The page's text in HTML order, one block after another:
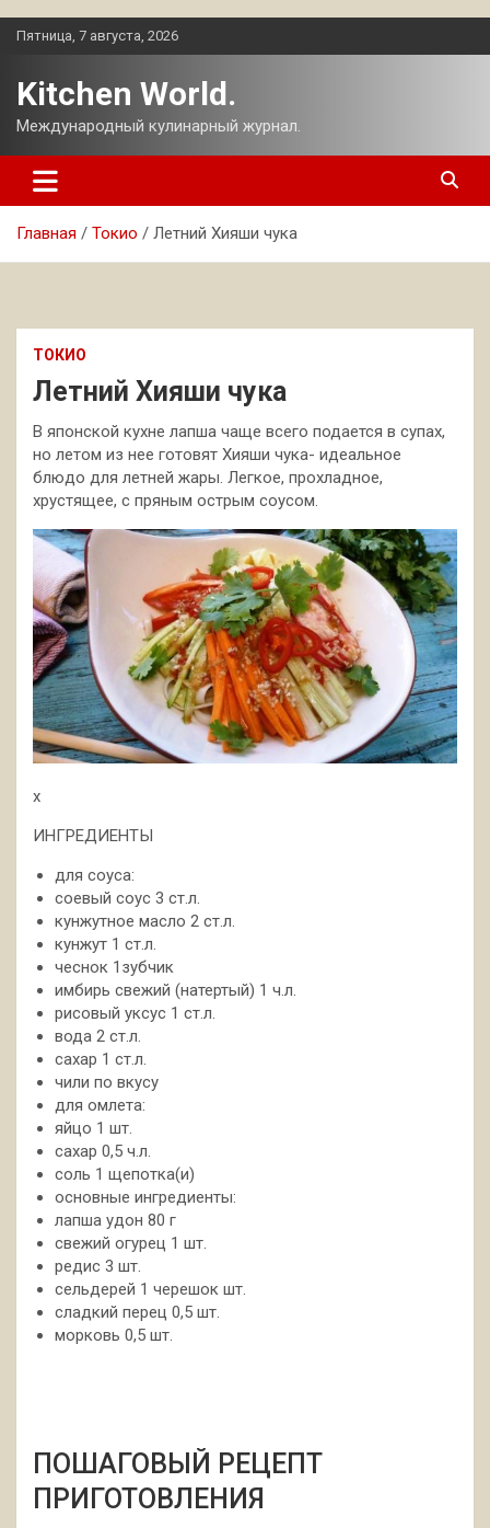
Перейти
Пятница, 7 августа, 2026
Kitchen World.
Международный кулинарный журнал.
Главная Токио Летний Хияши чука
ТОКИО
Летний Хияши чука
В японской кухне лапша чаще всего подается в супах,
но летом из нее готовят Хияши чука- идеальное
блюдо для летней жары. Легкое, прохладное,
хрустящее, с пряным острым соусом.
x
ИНГРЕДИЕНТЫ
для соуса:
соевый соус 3 ст.л.
кунжутное масло 2 ст.л.
кунжут 1 ст.л.
чеснок 1зубчик
имбирь свежий (натертый) 1 ч.л.
рисовый уксус 1 ст.л.
вода 2 ст.л.
сахар 1 ст.л.
чили по вкусу
для омлета:
яйцо 1 шт.
сахар 0,5 ч.л.
соль 1 щепотка(и)
основные ингредиенты:
лапша удон 80 г
свежий огурец 1 шт.
редис 3 шт.
сельдерей 1 черешок шт.
сладкий перец 0,5 шт.
морковь 0,5 шт.
ПОШАГОВЫЙ РЕЦЕПТ
ПРИГОТОВЛЕНИЯ